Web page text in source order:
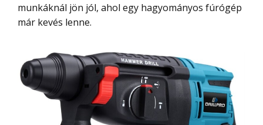
munkáknál jön jól, ahol egy hagyományos fúrógép
már kevés lenne.